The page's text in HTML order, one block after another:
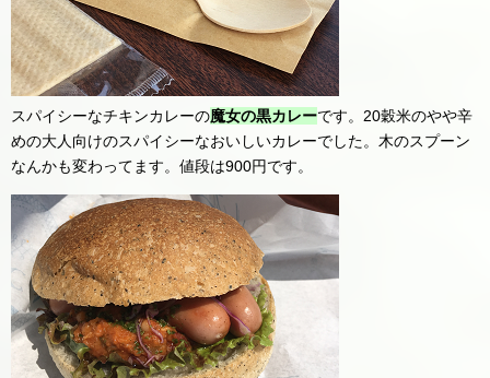
スパイシーなチキンカレーの魔女の黒カレーです。20穀米のやや辛
めの大人向けのスパイシーなおいしいカレーでした。木のスプーン
なんかも変わってます。値段は900円です。